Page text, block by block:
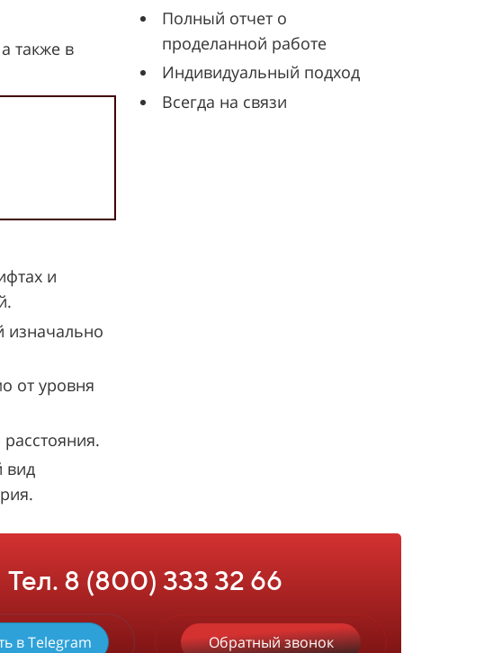
также в
и
изначально
от уровня
вид
Полный отчет о
проделанной работе
Индивидуальный подход
Всегда на связи
Тел. 8 (800) 333 32 66
в Telegram Обратный звонок